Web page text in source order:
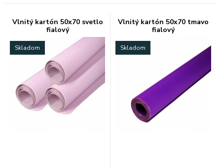
Vlnitý kartón 50x70 svetlo
fialový
Skladom
Vlnitý kartón 50x70 tmavo
fialový
Skladom